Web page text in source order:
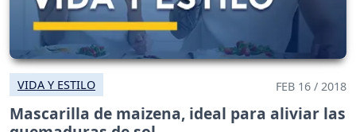
VIDA Y ESTILO FEB 16 / 2018
Mascarilla de maizena, ideal para aliviar las